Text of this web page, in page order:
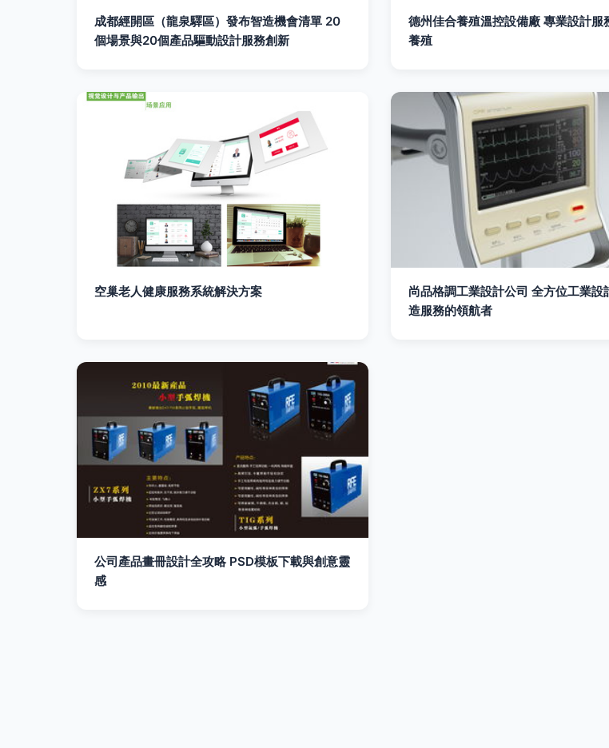
成都經開區（龍泉驛區）發布智造機會清單 20
個場景與20個產品驅動設計服務創新
德州佳合養殖溫控設備廠 專業設計服
養殖
空巢老人健康服務系統解決方案
尚品格調工業設計公司 全方位工業設
造服務的領航者
公司產品畫冊設計全攻略 PSD模板下載與創意靈
感